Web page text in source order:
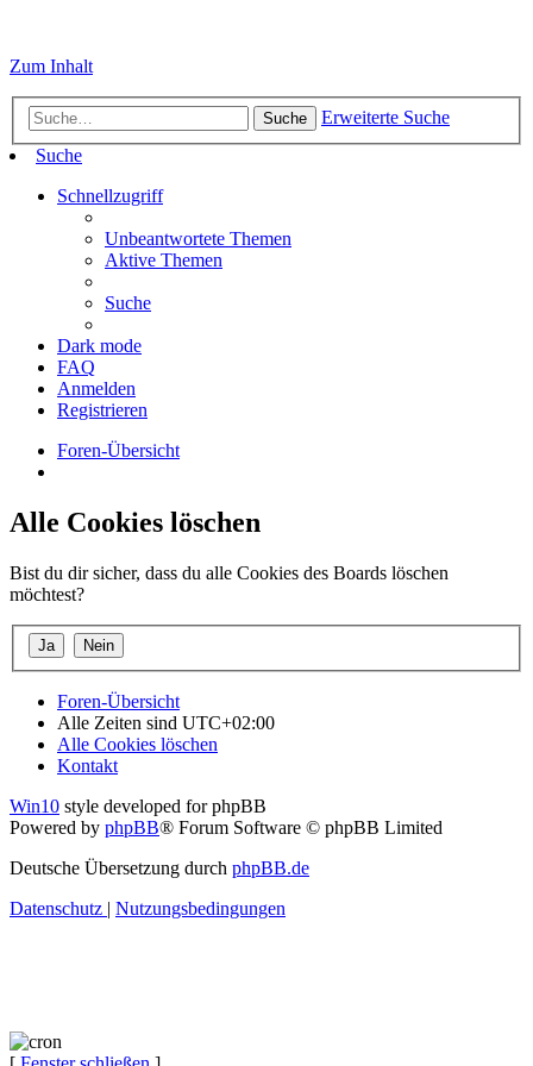
Zum Inhalt
Suche
Erweiterte Suche
Suche
Schnellzugriff
Unbeantwortete Themen
Aktive Themen
Suche
Dark mode
FAQ
Anmelden
Registrieren
Foren-Übersicht
Alle Cookies löschen
Bist du dir sicher, dass du alle Cookies des Boards löschen
möchtest?
Foren-Übersicht
Alle Zeiten sind UTC+02:00
Alle Cookies löschen
Kontakt
Win10 style developed for phpBB
Powered by phpBB® Forum Software © phpBB Limited
Deutsche Übersetzung durch phpBB.de
Datenschutz | Nutzungsbedingungen